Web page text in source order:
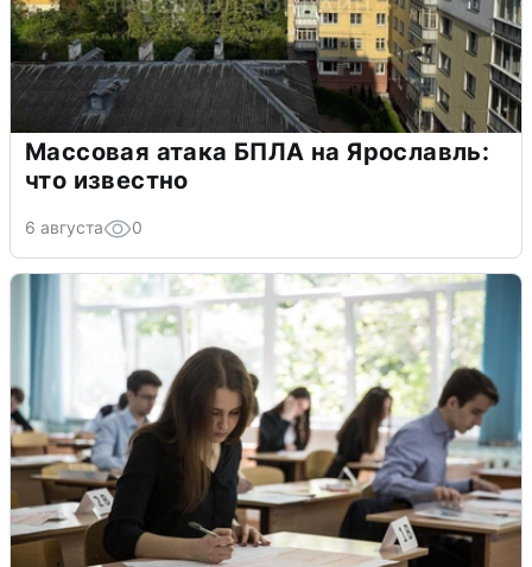
Массовая атака БПЛА на Ярославль:
что известно
6 августа 0